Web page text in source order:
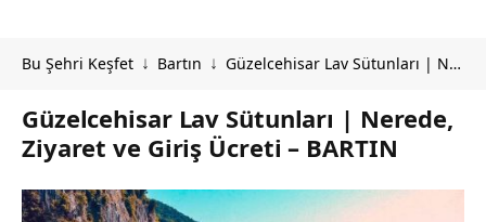
Bu Şehri Keşfet ↓ Bartın ↓ Güzelcehisar Lav Sütunları | Nerede, Ziyaret ve Giriş Ücreti – BARTIN
Güzelcehisar Lav Sütunları | Nerede,
Ziyaret ve Giriş Ücreti – BARTIN